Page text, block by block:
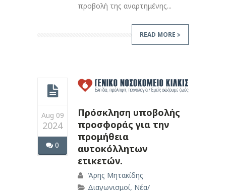
προβολή της αναρτημένης...
READ MORE
Aug 09
2024
0
Πρόσκληση υποβολής
προσφοράς για την
προμήθεια
αυτοκόλλητων
ετικετών.
Άρης Μητακίδης
Διαγωνισμοί, Νέα/